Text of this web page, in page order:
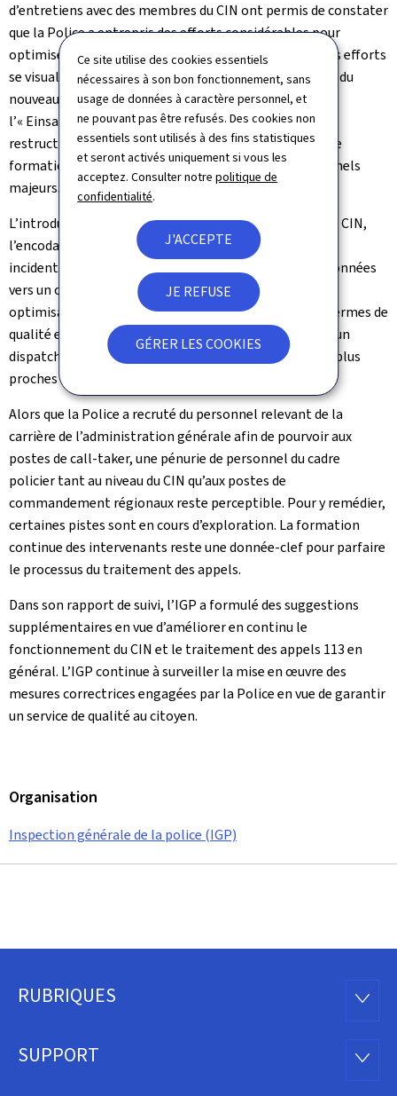
Ce site utilise des cookies essentiels
nécessaires à son bon fonctionnement, sans
usage de données à caractère personnel, et
ne pouvant pas être refusés. Des cookies non
essentiels sont utilisés à des fins statistiques
et seront activés uniquement si vous les
acceptez. Consulter notrepolitique de
confidentialité.
J'ACCEPTE
JE REFUSE
GÉRER LES COOKIES
d’entretiens avec des membres du CIN ont permis de constater
que la Police a entrepris des efforts considérables pour
optimiser l’efficacité du traitement des appels 113. Ces efforts
se visualisent notamment à travers l’implémentation du
nouveau système de gestion des interventions,
l’« Einsatzleitsystem » (ELS), l’augmentation et la
restructuration du personnel au CIN et l’élaboration de
formations relatives à ces changements organisationnels
majeurs.
L’introduction d’une nouvelle fonction de call-taker au CIN,
l’encodage suivi d’une classification systématique des
incidents dans l’ELS et le transfert automatique des données
vers un opérateur national ou régional ont permis une
optimisation du traitement des appels d’urgence en termes de
qualité et de délais d’intervention. Ainsi, l’ELS permet un
dispatching efficace des patrouilles disponibles et les plus
proches des lieux d’incident.
Alors que la Police a recruté du personnel relevant de la
carrière de l’administration générale afin de pourvoir aux
postes de call-taker, une pénurie de personnel du cadre
policier tant au niveau du CIN qu’aux postes de
commandement régionaux reste perceptible. Pour y remédier,
certaines pistes sont en cours d’exploration. La formation
continue des intervenants reste une donnée-clef pour parfaire
le processus du traitement des appels.
Dans son rapport de suivi, l’IGP a formulé des suggestions
supplémentaires en vue d’améliorer en continu le
fonctionnement du CIN et le traitement des appels 113 en
général. L’IGP continue à surveiller la mise en œuvre des
mesures correctrices engagées par la Police en vue de garantir
un service de qualité au citoyen.
Organisation
Inspection générale de la police (IGP)
Pied
page
RUBRIQUES
SUPPORT